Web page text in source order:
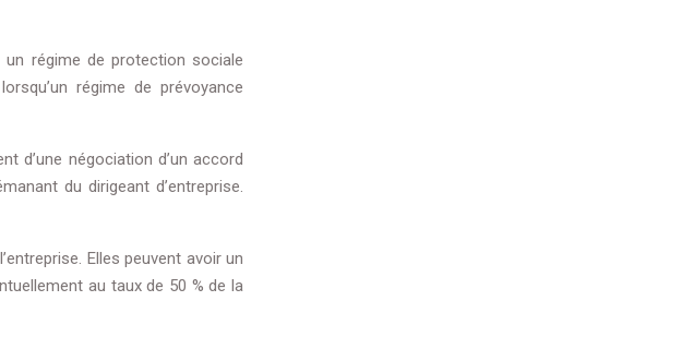
un régime de protection sociale
régime de prévoyance
d’une négociation d’un accord
du dirigeant d’entreprise.
Elles peuvent avoir un
au taux de 50 % de la